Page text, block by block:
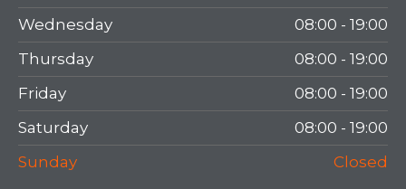
Wednesday
08:00 - 19:00
Thursday
08:00 - 19:00
Friday
08:00 - 19:00
Saturday
08:00 - 19:00
Sunday
Closed